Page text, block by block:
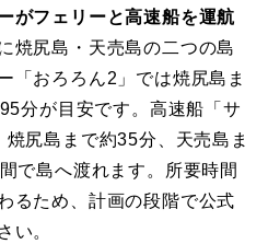
がフェリーと高速船を運航
焼尻島・天売島の二つの島
「おろろん2」では焼尻島ま
分が目安です。高速船「サ
尻島まで約35分、天売島ま
で島へ渡れます。所要時間
るため、計画の段階で公式
い。